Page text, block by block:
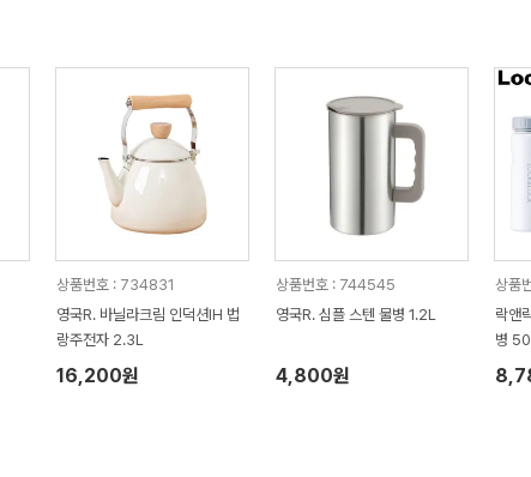
상품번호 : 734831
영국R. 바닐라크림 인덕션IH 법
랑주전자 2.3L
16,200원
상품번호 : 744545
영국R. 심플 스텐 물병 1.2L
4,800원
상품
락앤
병